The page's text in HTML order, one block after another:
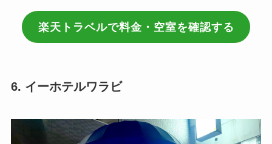
楽天トラベルで料金・空室を確認する
6. イーホテルワラビ